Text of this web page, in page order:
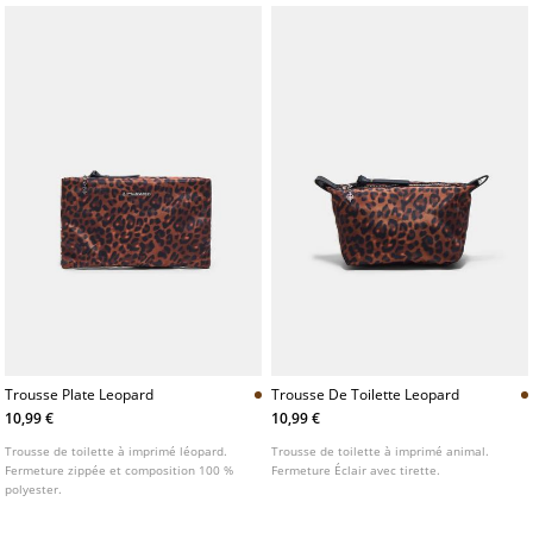
Trousse Plate Leopard
10,99 €
Trousse de toilette à imprimé léopard.
Fermeture zippée et composition 100 %
polyester.
Trousse De Toilette Leopard
10,99 €
Trousse de toilette à imprimé animal.
Fermeture Éclair avec tirette.